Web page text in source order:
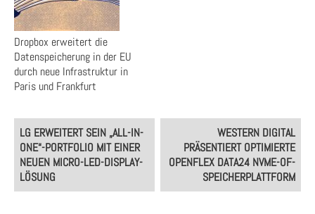
Dropbox erweitert die
Datenspeicherung in der EU
durch neue Infrastruktur in
Paris und Frankfurt
Post
navigation
LG ERWEITERT SEIN „ALL-IN-
ONE“-PORTFOLIO MIT EINER
NEUEN MICRO-LED-DISPLAY-
LÖSUNG
WESTERN DIGITAL
PRÄSENTIERT OPTIMIERTE
OPENFLEX DATA24 NVME-OF-
SPEICHERPLATTFORM